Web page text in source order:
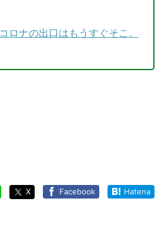
ロナの出口はもうすぐそこ。
X Facebook Hatena